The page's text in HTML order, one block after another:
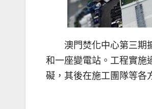
澳門焚化中心第三期
和一座變電站。工程實施
礙，其後在施工團隊等各